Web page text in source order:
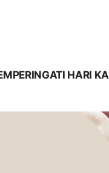
HARI